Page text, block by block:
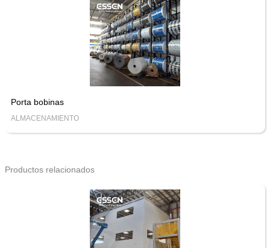
Porta bobinas
ALMACENAMIENTO
Productos relacionados